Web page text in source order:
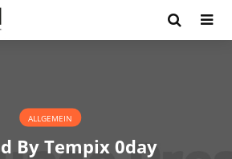
ALLGEMEIN
By Tempix 0day